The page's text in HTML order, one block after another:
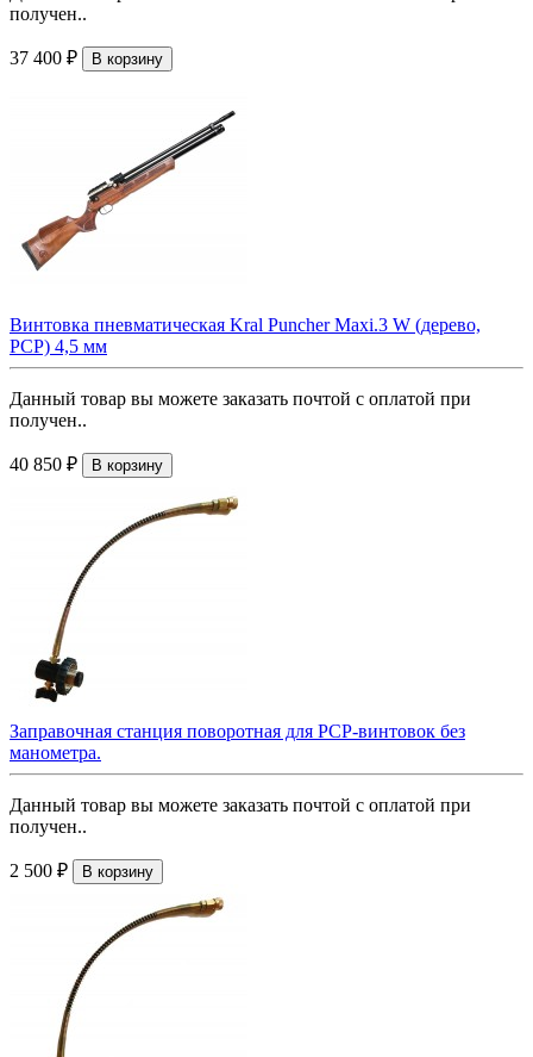
получен..
37 400 ₽ В корзину
Винтовка пневматическая Kral Puncher Maxi.3 W (дерево,
PCP) 4,5 мм
Данный товар вы можете заказать почтой с оплатой при
получен..
40 850 ₽ В корзину
Заправочная станция поворотная для РСР-винтовок без
манометра.
Данный товар вы можете заказать почтой с оплатой при
получен..
2 500 ₽ В корзину